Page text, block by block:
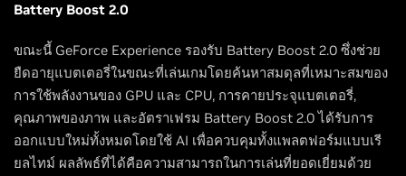
Battery Boost 2.0
ขณะนี้ GeForce Experience รองรับ Battery Boost 2.0 ซึ่งช่วย
ยืดอายุแบตเตอรี่ในขณะที่เล่นเกมโดยค้นหาสมดุลที่เหมาะสมของ
การใช้พลังงานของ GPU และ CPU, การคายประจุแบตเตอรี่,
คุณภาพของภาพ และอัตราเฟรม Battery Boost 2.0 ได้รับการ
ออกแบบใหม่ทั้งหมดโดยใช้ AI เพื่อควบคุมทั้งแพลตฟอร์มแบบเรี
ยลไทม์ ผลลัพธ์ที่ได้คือความสามารถในการเล่นที่ยอดเยี่ยมด้วย